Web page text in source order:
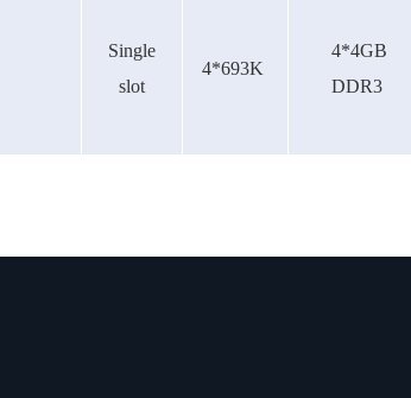
Single
slot
4*693K
4*4GB
DDR3